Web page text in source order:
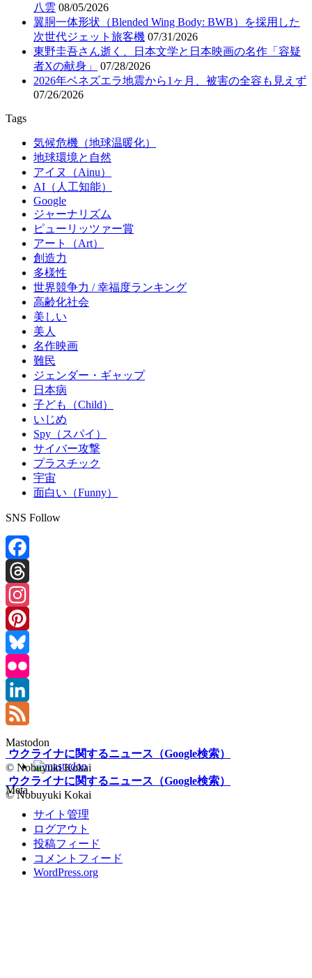
八雲 08/05/2026
翼胴一体形状（Blended Wing Body: BWB）を採用した
次世代ジェット旅客機 07/31/2026
東野圭吾さん逝く、日本文学と日本映画の名作「容疑
者Xの献身」
07/28/2026
2026年ベネズエラ地震から1ヶ月、被害の全容も見えず
07/26/2026
Tags
気候危機（地球温暖化）
地球環境と自然
アイヌ（Ainu）
AI（人工知能）
Google
ジャーナリズム
ピューリッツァー賞
アート（Art）
創造力
多様性
世界競争力 / 幸福度ランキング
高齢化社会
美しい
美人
名作映画
難民
ジェンダー・ギャップ
日本病
子ども（Child）
いじめ
Spy（スパイ）
サイバー攻撃
プラスチック
宇宙
面白い（Funny）
SNS Follow
Facebook
Threads
Instagram
Pinterest
Bluesky
Flickr
LinkedIn
Feed
Mastodon
Meta
サイト管理
ログアウト
投稿フィード
コメントフィード
WordPress.org
ウクライナに関するニュース（Google検索）
© Nobuyuki Kokai
ウクライナに関するニュース（Google検索）
© Nobuyuki Kokai